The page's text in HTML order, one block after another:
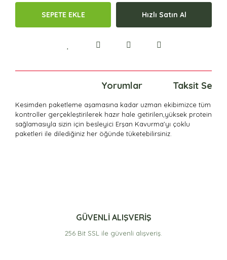
SEPETE EKLE Hızlı Satın Al
Yorumlar Taksit
Kesimden paketleme aşamasına kadar uzman ekibimizce tüm
kontroller gerçekleştirilerek hazır hale getirilen, yüksek protein
sağlamasıyla sizin için besleyici Erşan Kavurma'yı çoklu
paketleri ile dilediğiniz her öğünde tüketebilirsiniz.
hızlı gönderi ve soğuk zincir kargo paketi ile güvenli
şekilde elimize 1 gün içinde ulaşmıştır
hizmetinizden dolayı teşekkür ederim.
Ürün resmi kalitesiz, bozuk veya görüntülenemiyor.
GÜVENLİ ALIŞVERİŞ
256 Bit SSL ile güvenli alışveriş.